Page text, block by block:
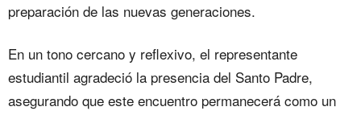
preparación de las nuevas generaciones.‎‎
En un tono cercano y reflexivo, el representante
estudiantil agradeció la presencia del Santo Padre,
asegurando que este encuentro permanecerá como un